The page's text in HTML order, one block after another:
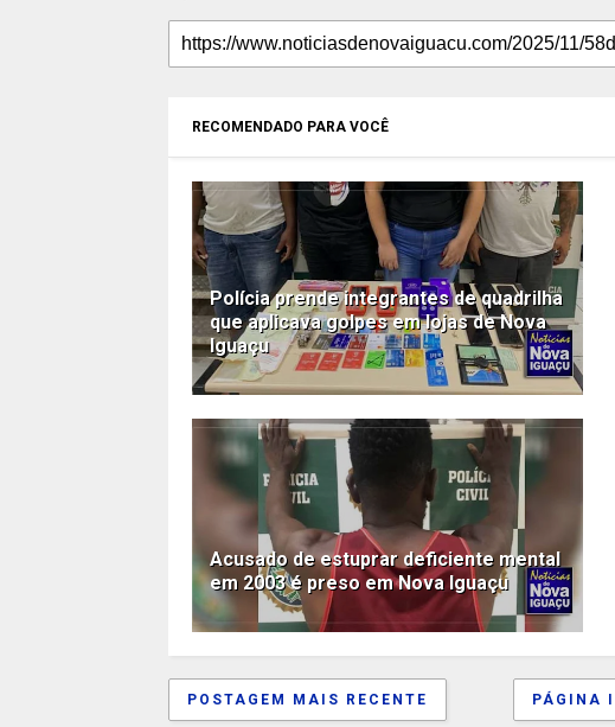
RECOMENDADO PARA VOCÊ
Polícia prende integrantes de quadrilha
que aplicava golpes em lojas de Nova
Iguaçu
Acusado de estuprar deficiente mental
em 2003 é preso em Nova Iguaçu
POSTAGEM MAIS RECENTE PÁGINA